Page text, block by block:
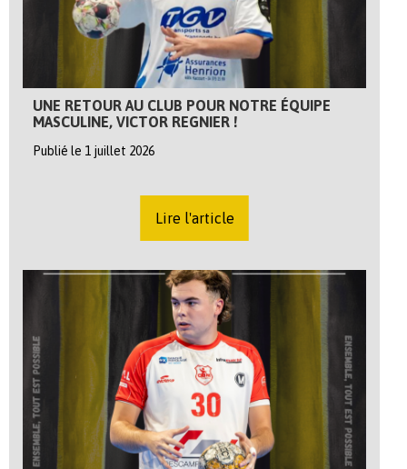
UNE RETOUR AU CLUB POUR NOTRE ÉQUIPE
MASCULINE, VICTOR REGNIER !
Publié le 1 juillet 2026
Lire l'article